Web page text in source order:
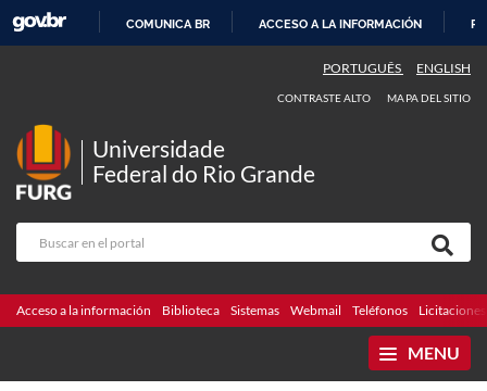
CONTENIDO
COMUNICA BR ACCESO A LA INFORMACIÓN
PORTUGUÊS ENGLISH
CONTRASTE ALTO MAPA DEL SITIO
Universidade
Federal do Rio Grande
Acceso a la información Biblioteca Sistemas Webmail Teléfonos Licitaciones
MENU